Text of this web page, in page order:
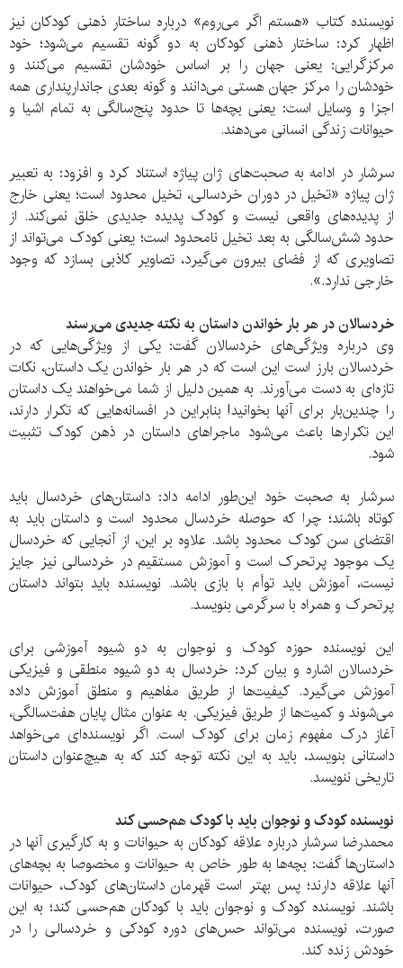
نویسنده کتاب «هستم اگر می‌روم» درباره ساختار ذهنی کودکان نیز
اظهار کرد: ساختار ذهنی کودکان به دو گونه تقسیم می‌شود؛ خود
مرکزگرایی: یعنی جهان را بر اساس خودشان تقسیم می‌کنند و
خودشان را مرکز جهان هستی می‌دانند و گونه بعدی جاندارپنداری همه
اجزا و وسایل است: یعنی بچه‌ها تا حدود پنج‌سالگی به تمام اشیا و
حیوانات زندگی انسانی می‌دهند.
سرشار در ادامه به صحبت‌های ژان پیاژه استناد کرد و افزود: به تعبیر
ژان پیاژه «تخیل در دوران خردسالی، تخیل محدود است؛ یعنی خارج
از پدیده‌های واقعی نیست و کودک پدیده جدیدی خلق نمی‌کند. از
حدود شش‌سالگی به بعد تخیل نامحدود است؛ یعنی کودک می‌تواند از
تصاویری که از فضای بیرون می‌گیرد، تصاویر کاذبی بسازد که وجود
خارجی ندارد.».
خردسالان در هر بار خواندن داستان به نکته جدیدی می‌رسند
وی درباره ویژگی‌های خردسالان گفت: یکی از ویژگی‌هایی که در
خردسالان بارز است این است که در هر بار خواندن یک داستان، نکات
تازه‌ای به دست می‌آورند. به همین دلیل از شما می‌خواهند یک داستان
را چندین‌بار برای آنها بخوانید! بنابراین در افسانه‌هایی که تکرار دارند،
این تکرارها باعث می‌شود ماجراهای داستان در ذهن کودک تثبیت
شود.
سرشار به صحبت خود این‌طور ادامه داد: داستان‌های خردسال باید
کوتاه باشند؛ چرا که حوصله خردسال محدود است و داستان باید به
اقتضای سن کودک محدود باشد. علاوه بر این، از آنجایی که خردسال
یک موجود پرتحرک است و آموزش مستقیم در خردسالی نیز جایز
نیست، آموزش باید توأم با بازی باشد. نویسنده باید بتواند داستان
پرتحرک و همراه با سرگرمی بنویسد.
این نویسنده حوزه کودک و نوجوان به دو شیوه آموزشی برای
خردسالان اشاره و بیان کرد: خردسال به دو شیوه منطقی و فیزیکی
آموزش می‌گیرد. کیفیت‌ها از طریق مفاهیم و منطق آموزش داده
می‌شوند و کمیت‌ها از طریق فیزیکی. به عنوان مثال پایان هفت‌سالگی،
آغاز درک مفهوم زمان برای کودک است. اگر نویسنده‌ای می‌خواهد
داستانی بنویسد، باید به این نکته توجه کند که به هیچ‌عنوان داستان
تاریخی ننویسد.
نویسنده کودک و نوجوان باید با کودک هم‌حسی کند
محمدرضا سرشار درباره علاقه کودکان به حیوانات و به کارگیری آنها در
داستان‌ها گفت: بچه‌ها به طور خاص به حیوانات و مخصوصا به بچه‌های
آنها علاقه دارند؛ پس بهتر است قهرمان داستان‌های کودک، حیوانات
باشند. نویسنده کودک و نوجوان باید با کودکان هم‌حسی کند؛ به این
صورت، نویسنده می‌تواند حس‌های دوره کودکی و خردسالی را در
خودش زنده کند.